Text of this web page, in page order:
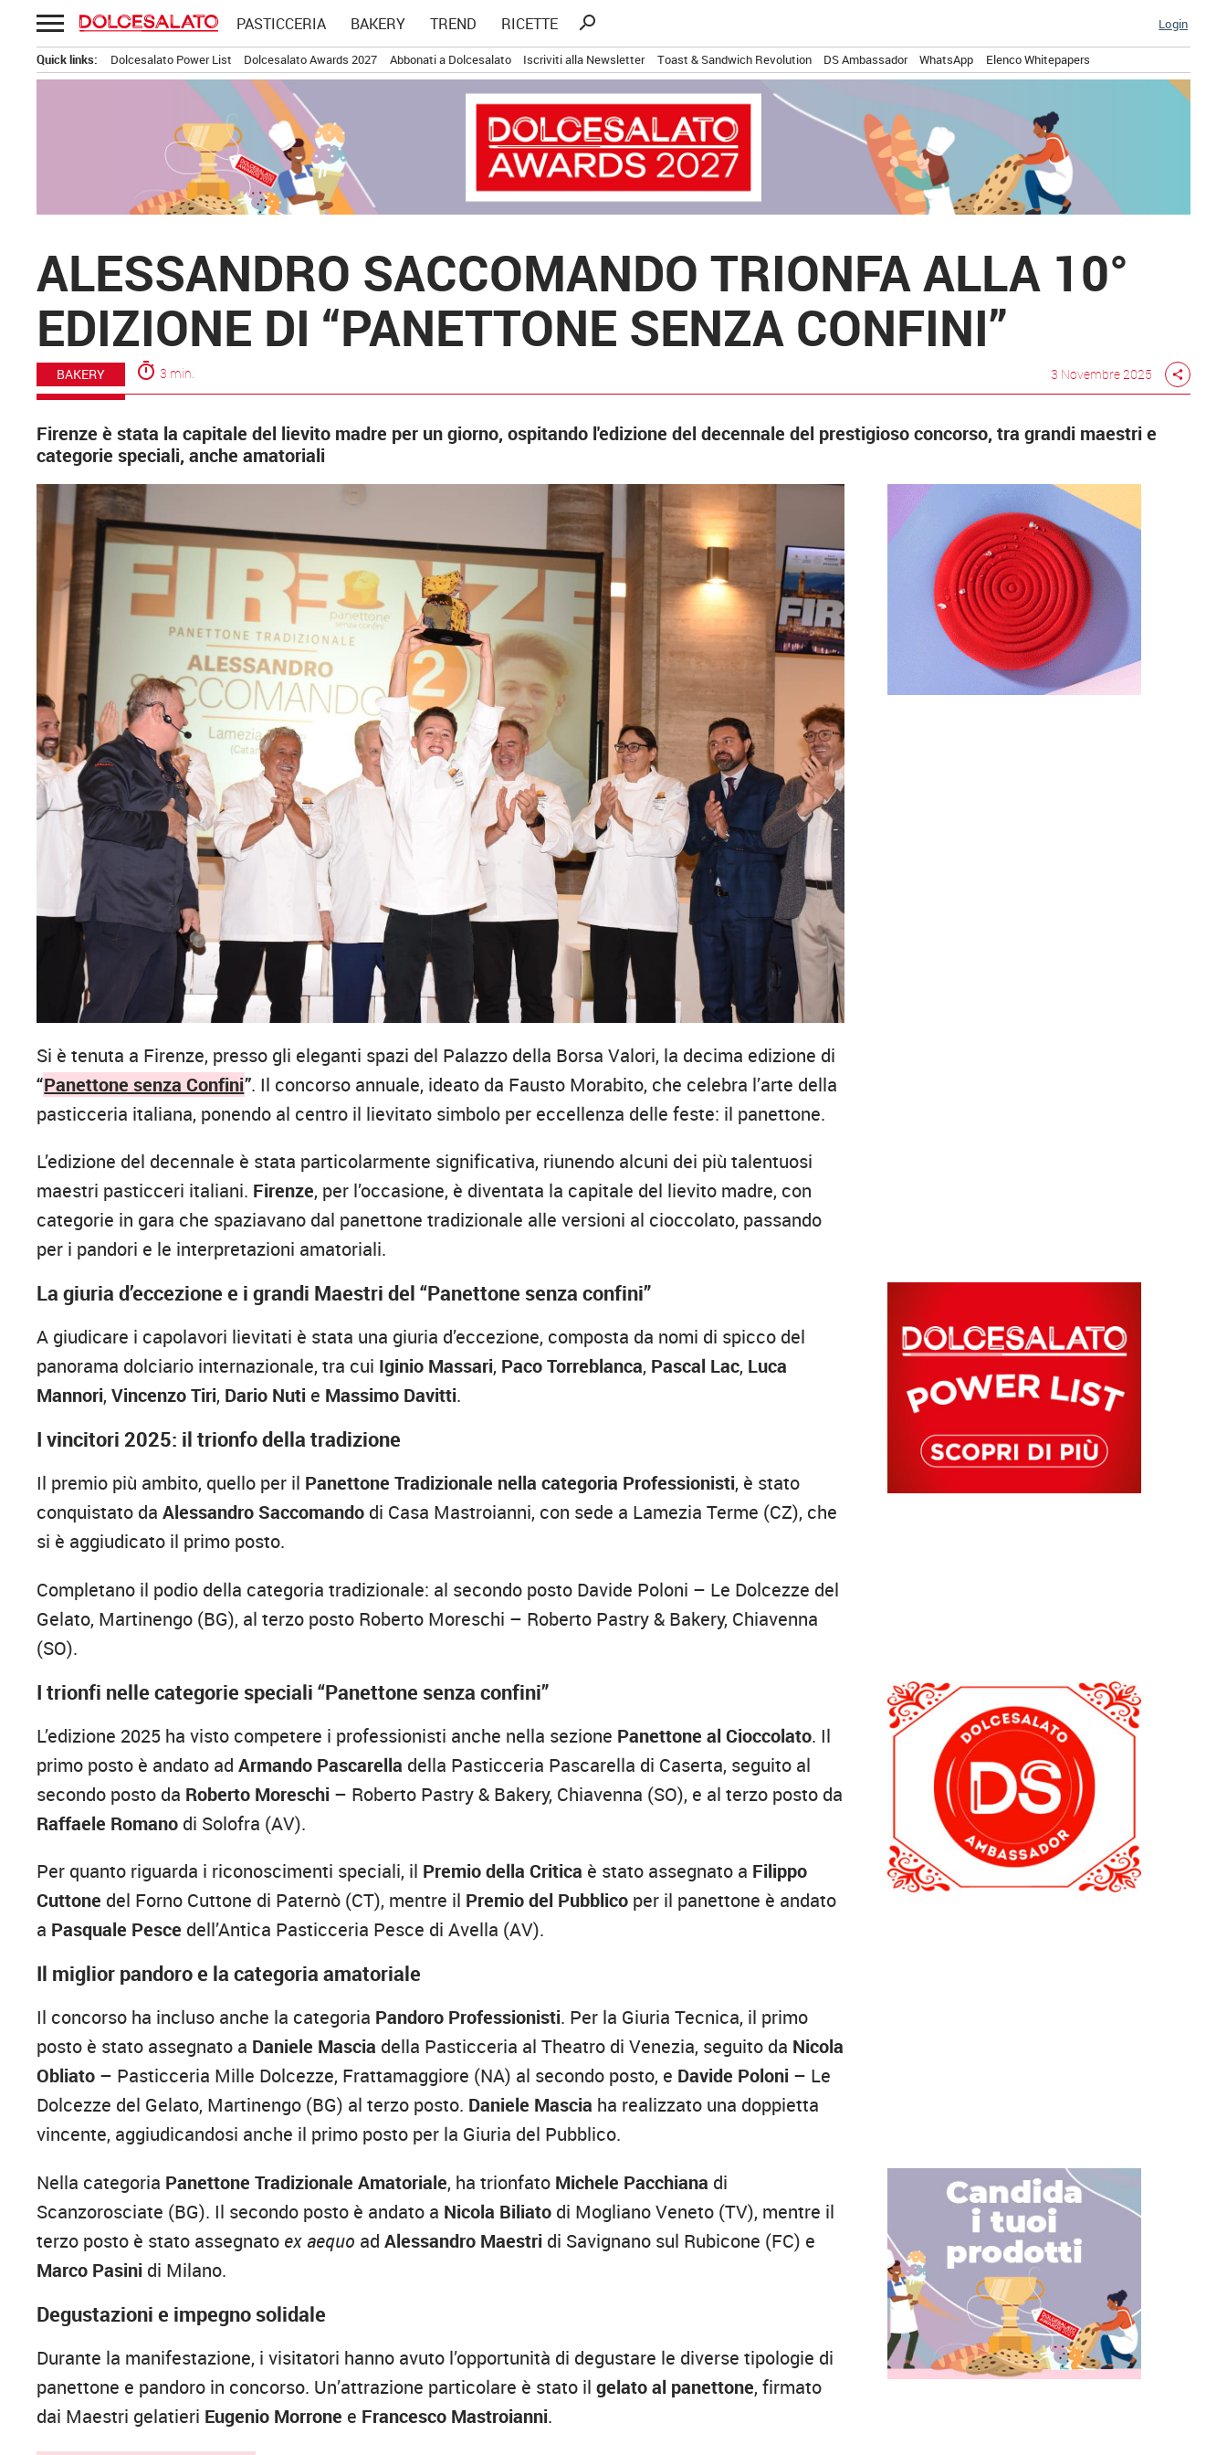
Passa
al
contenuto
PASTICCERIA BAKERY TREND RICETTE
Ricerca
search Login
Quick links: Dolcesalato Power List Dolcesalato Awards 2027 Abbonati a Dolcesalato Iscriviti alla Newsletter Toast & Sandwich Revolution DS Ambassador WhatsApp Elenco Whitepapers
ALESSANDRO SACCOMANDO TRIONFA ALLA 10°
EDIZIONE DI “PANETTONE SENZA CONFINI”
BAKERY timer 3 min. 3 Novembre 2025 share
Firenze è stata la capitale del lievito madre per un giorno, ospitando l'edizione del decennale del prestigioso concorso, tra grandi maestri e
categorie speciali, anche amatoriali
Si è tenuta a Firenze, presso gli eleganti spazi del Palazzo della Borsa Valori, la decima edizione di
“Panettone senza Confini”. Il concorso annuale, ideato da Fausto Morabito, che celebra l’arte della
pasticceria italiana, ponendo al centro il lievitato simbolo per eccellenza delle feste: il panettone.
L’edizione del decennale è stata particolarmente significativa, riunendo alcuni dei più talentuosi
maestri pasticceri italiani. Firenze, per l’occasione, è diventata la capitale del lievito madre, con
categorie in gara che spaziavano dal panettone tradizionale alle versioni al cioccolato, passando
per i pandori e le interpretazioni amatoriali.
La giuria d’eccezione e i grandi Maestri del “Panettone senza confini”
A giudicare i capolavori lievitati è stata una giuria d’eccezione, composta da nomi di spicco del
panorama dolciario internazionale, tra cui Iginio Massari, Paco Torreblanca, Pascal Lac, Luca
Mannori,Vincenzo Tiri, Dario Nuti e Massimo Davitti.
I vincitori 2025: il trionfo della tradizione
Il premio più ambito, quello per il Panettone Tradizionale nella categoria Professionisti, è stato
conquistato daAlessandro Saccomando di Casa Mastroianni, con sede a Lamezia Terme (CZ), che
si è aggiudicato il primo posto.
Completano il podio della categoria tradizionale: al secondo posto Davide Poloni – Le Dolcezze del
Gelato, Martinengo (BG), al terzo posto Roberto Moreschi – Roberto Pastry & Bakery, Chiavenna
(SO).
I trionfi nelle categorie speciali “Panettone senza confini”
L’edizione 2025 ha visto competere i professionisti anche nella sezione Panettone al Cioccolato. Il
primo posto è andato adArmando Pascarella della Pasticceria Pascarella di Caserta, seguito al
secondo posto da Roberto Moreschi – Roberto Pastry & Bakery, Chiavenna (SO), e al terzo posto da
Raffaele Romano di Solofra (AV).
Per quanto riguarda i riconoscimenti speciali, il Premio della Critica è stato assegnato a Filippo
Cuttone del Forno Cuttone di Paternò (CT), mentre il Premio del Pubblico per il panettone è andato
a Pasquale Pesce dell’Antica Pasticceria Pesce di Avella (AV).
Il miglior pandoro e la categoria amatoriale
Il concorso ha incluso anche la categoria Pandoro Professionisti. Per la Giuria Tecnica, il primo
posto è stato assegnato a Daniele Mascia della Pasticceria al Theatro di Venezia, seguito da Nicola
Obliato – Pasticceria Mille Dolcezze, Frattamaggiore (NA) al secondo posto, e Davide Poloni – Le
Dolcezze del Gelato, Martinengo (BG) al terzo posto. Daniele Mascia ha realizzato una doppietta
vincente, aggiudicandosi anche il primo posto per la Giuria del Pubblico.
Nella categoria Panettone Tradizionale Amatoriale, ha trionfato Michele Pacchiana di
Scanzorosciate (BG). Il secondo posto è andato a Nicola Biliato di Mogliano Veneto (TV), mentre il
terzo posto è stato assegnato ex aequo adAlessandro Maestri di Savignano sul Rubicone (FC) e
Marco Pasini di Milano.
Degustazioni e impegno solidale
Durante la manifestazione, i visitatori hanno avuto l’opportunità di degustare le diverse tipologie di
panettone e pandoro in concorso. Un’attrazione particolare è stato ilgelato al panettone, firmato
dai Maestri gelatieri Eugenio Morrone e Francesco Mastroianni.